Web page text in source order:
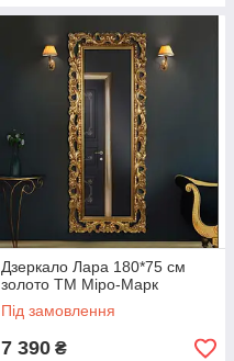
Дзеркало Лара 180*75 см
золото ТМ Міро-Марк
Під замовлення
7 390 ₴